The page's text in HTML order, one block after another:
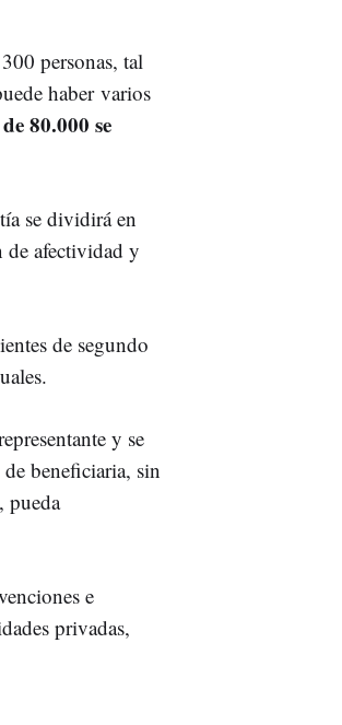
personas, tal
haber varios
80.000 se
se dividirá en
de afectividad y
de segundo
y se
beneficiaria, sin
pueda
e
privadas,